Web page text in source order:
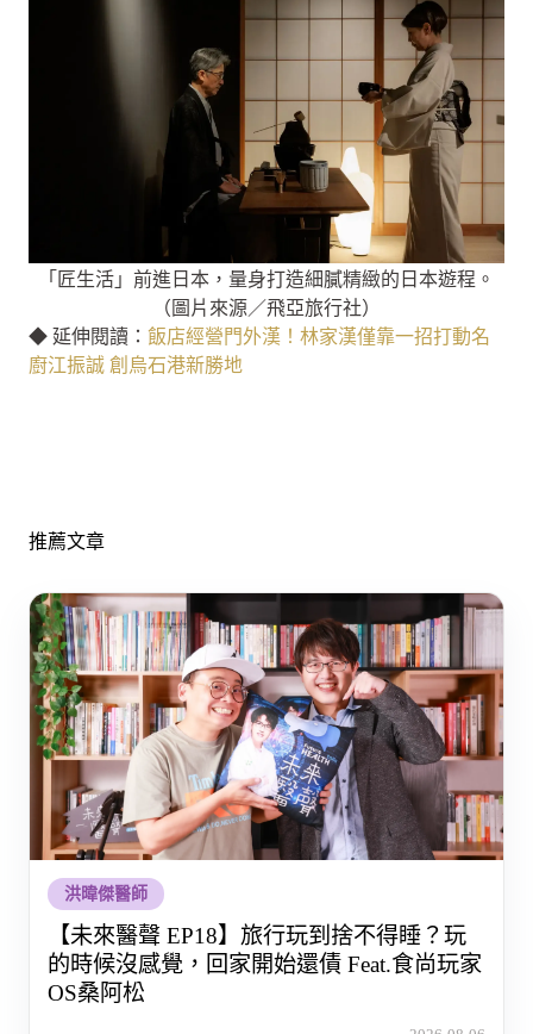
「匠生活」前進日本，量身打造細膩精緻的日本遊程。
（圖片來源／飛亞旅行社）
◆ 延伸閱讀： 飯店經營門外漢！林家漢僅靠一招打動名
廚江振誠 創烏石港新勝地
推薦文章
洪暐傑醫師
【未來醫聲 EP18】旅行玩到捨不得睡？玩
的時候沒感覺，回家開始還債 Feat.食尚玩家
OS桑阿松